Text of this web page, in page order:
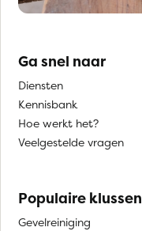
Ga snel naar
Diensten
Kennisbank
Hoe werkt het?
Veelgestelde vragen
Populaire klussen
Gevelreiniging